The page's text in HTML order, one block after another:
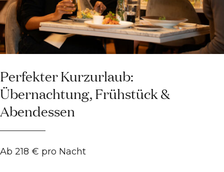
Perfekter Kurzurlaub:
Übernachtung, Frühstück &
Abendessen
Ab 218 € pro Nacht